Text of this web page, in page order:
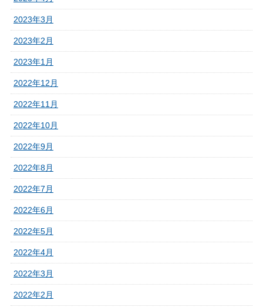
2023年3月
2023年2月
2023年1月
2022年12月
2022年11月
2022年10月
2022年9月
2022年8月
2022年7月
2022年6月
2022年5月
2022年4月
2022年3月
2022年2月